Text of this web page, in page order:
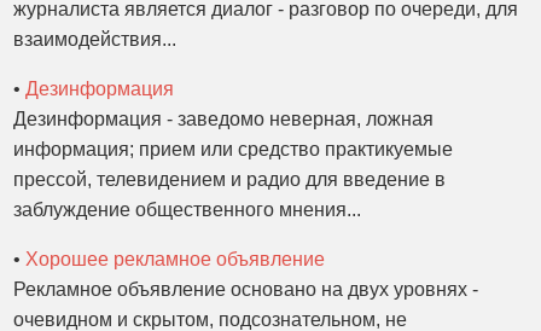
журналиста является диалог - разговор по очереди, для
взаимодействия...
•Дезинформация
Дезинформация - заведомо неверная, ложная
информация; прием или средство практикуемые
прессой, телевидением и радио для введение в
заблуждение общественного мнения...
• Хорошее рекламное объявление
Рекламное объявление основано на двух уровнях -
очевидном и скрытом, подсознательном, не